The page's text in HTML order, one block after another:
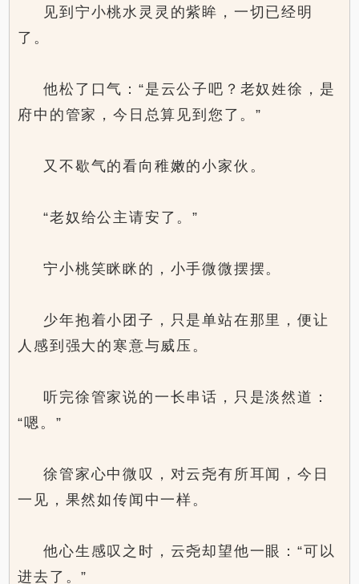
见到宁小桃水灵灵的紫眸，一切已经明
了。
他松了口气：“是云公子吧？老奴姓徐，是
府中的管家，今日总算见到您了。”
又不歇气的看向稚嫩的小家伙。
“老奴给公主请安了。”
宁小桃笑眯眯的，小手微微摆摆。
少年抱着小团子，只是单站在那里，便让
人感到强大的寒意与威压。
听完徐管家说的一长串话，只是淡然道：
“嗯。”
徐管家心中微叹，对云尧有所耳闻，今日
一见，果然如传闻中一样。
他心生感叹之时，云尧却望他一眼：“可以
进去了。”